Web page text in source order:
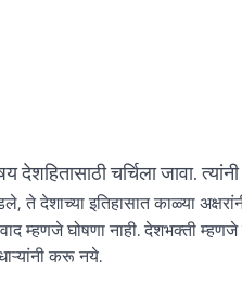
चर्चिला जावा.
देशाच्या इतिहासात काळ्या
म्हणजे घोषणा नाही. देशभक्ती
करू नये.